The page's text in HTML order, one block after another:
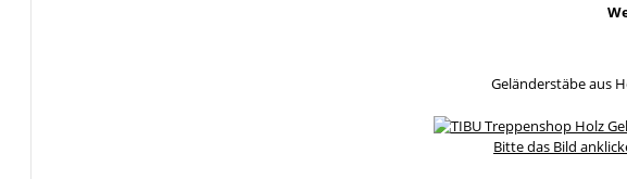
Geländerstäbe aus
Bitte das Bild